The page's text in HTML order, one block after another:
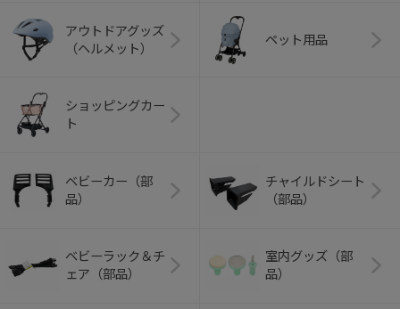
アウトドアグッズ
（ヘルメット）
ペット用品
ショッピングカー
ト
ベビーカー（部
品）
チャイルドシート
（部品）
ベビーラック＆チ
ェア（部品）
室内グッズ（部
品）